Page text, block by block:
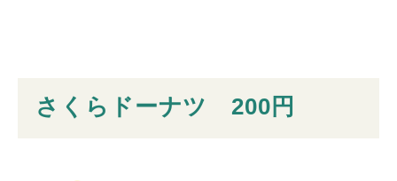
さくらドーナツ 200円